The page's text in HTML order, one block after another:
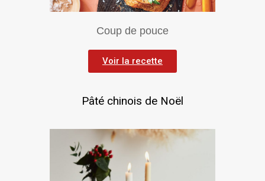
Coup de pouce
Voir la recette
Pâté chinois de Noël